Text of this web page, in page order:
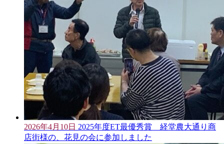
2026年4月10日 2025年度ET最優秀賞 経堂農大通り商
店街様の、花見の会に参加しました